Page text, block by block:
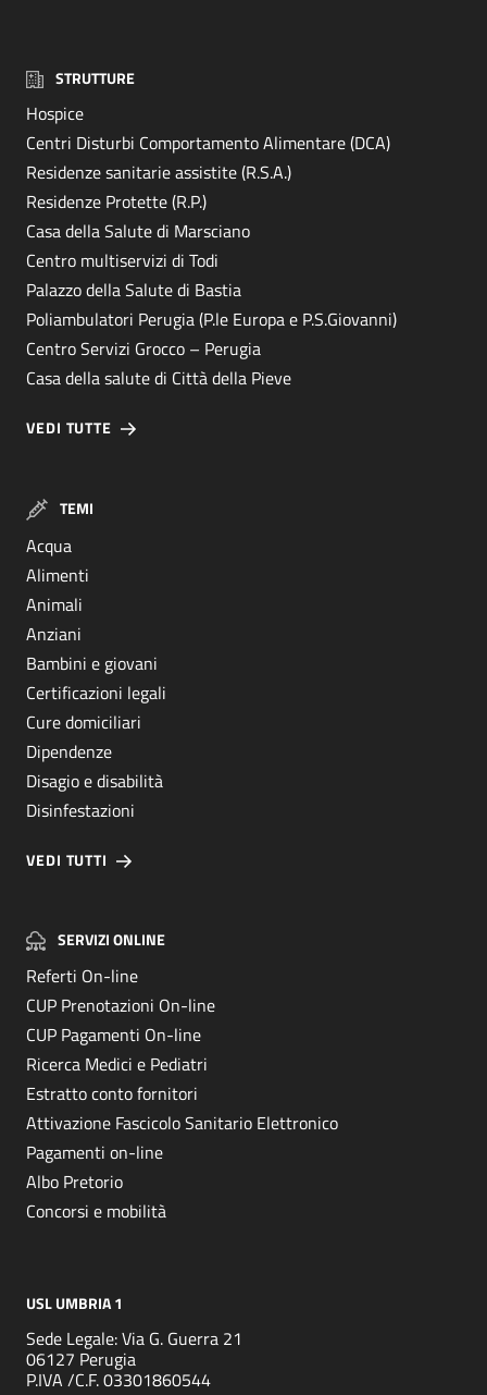
STRUTTURE
Hospice
Centri Disturbi Comportamento Alimentare (DCA)
Residenze sanitarie assistite (R.S.A.)
Residenze Protette (R.P.)
Casa della Salute di Marsciano
Centro multiservizi di Todi
Palazzo della Salute di Bastia
Poliambulatori Perugia (P.le Europa e P.S.Giovanni)
Centro Servizi Grocco – Perugia
Casa della salute di Città della Pieve
VEDI TUTTE
TEMI
Acqua
Alimenti
Animali
Anziani
Bambini e giovani
Certificazioni legali
Cure domiciliari
Dipendenze
Disagio e disabilità
Disinfestazioni
VEDI TUTTI
SERVIZI ONLINE
Referti On-line
CUP Prenotazioni On-line
CUP Pagamenti On-line
Ricerca Medici e Pediatri
Estratto conto fornitori
Attivazione Fascicolo Sanitario Elettronico
Pagamenti on-line
Albo Pretorio
Concorsi e mobilità
USL UMBRIA 1
Sede Legale: Via G. Guerra 21
06127 Perugia
P.IVA /C.F. 03301860544